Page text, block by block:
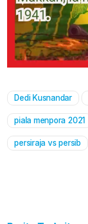
Dedi Kusnandar
piala menpora 2021
persiraja vs persib